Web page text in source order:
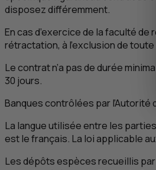
disposez différemment.
En cas d’exercice de la faculté
rétractation, à l’exclusion de toute
Le contrat n’a pas de durée
30 jours.
Banques contrôlées par
La langue utilisée entre les
est le français. La loi applicable
Les dépôts espèces recueillis